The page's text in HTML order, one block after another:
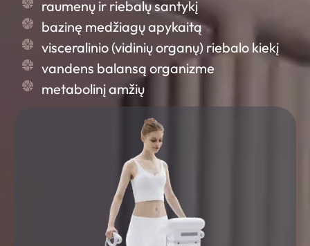
raumenų ir riebalų santykį
bazinę medžiagų apykaitą
visceralinio (vidinių organų) riebalo kiekį
vandens balansą organizme
metabolinį amžių